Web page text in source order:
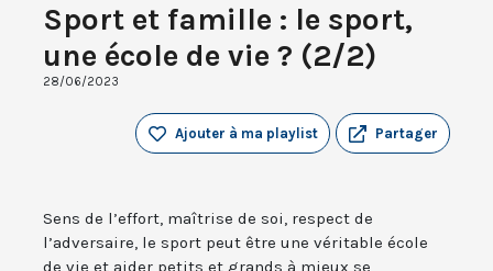
Sport et famille : le sport,
une école de vie ? (2/2)
28/06/2023
Partager
Ajouter à ma playlist
Sens de l’effort, maîtrise de soi, respect de
l’adversaire, le sport peut être une véritable école
de vie et aider petits et grands à mieux se